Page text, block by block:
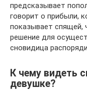
предсказывает
говорит о прибыли,
показывает спящей,
решение для
сновидица
К чему видеть
девушке?